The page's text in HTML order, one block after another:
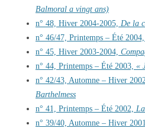
Balmoral a vingt ans)
n° 48, Hiver 2004-2005, De la
n° 46/47, Printemps – Été 2004,
n° 45, Hiver 2003-2004,
n° 44, Printemps – Été 2003, «
n° 42/43, Automne – Hiver
Barthelmess
n° 41, Printemps – Été 2002,
n° 39/40, Automne – Hiver